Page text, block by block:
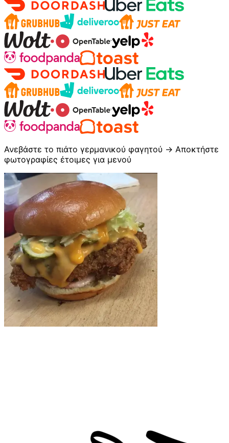
Ανεβάστε το πιάτο γερμανικού φαγητού → Αποκτήστε
φωτογραφίες έτοιμες για μενού